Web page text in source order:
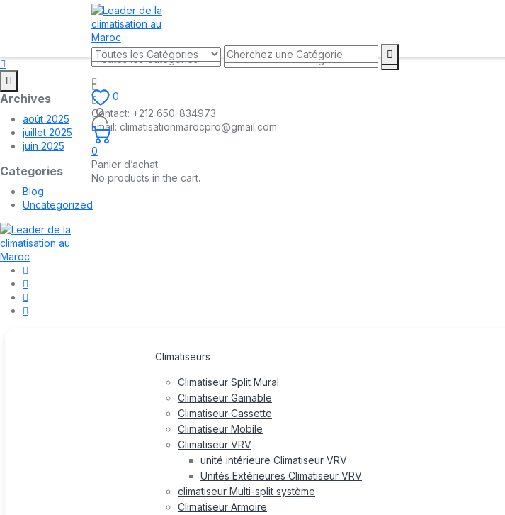
Archives
août 2025
juillet 2025
juin 2025
Categories
Blog
Uncategorized
Contact: +212 650-834973
Email: climatisationmarocpro@gmail.com
Climatiseurs
Climatiseur Split Mural
Climatiseur Gainable
Climatiseur Cassette
Climatiseur Mobile
Climatiseur VRV
unité intérieure Climatiseur VRV
Unités Extérieures Climatiseur VRV
climatiseur Multi-split système
Climatiseur Armoire
0
0
Panier d’achat
No products in the cart.